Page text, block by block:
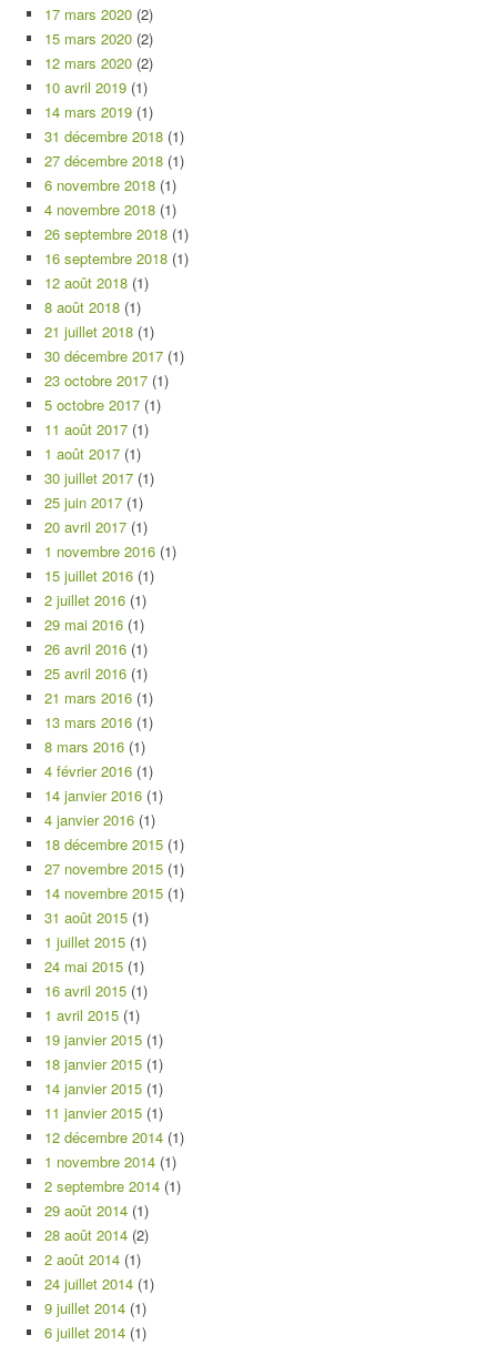
17 mars 2020 (2)
15 mars 2020 (2)
12 mars 2020 (2)
10 avril 2019 (1)
14 mars 2019 (1)
31 décembre 2018 (1)
27 décembre 2018 (1)
6 novembre 2018 (1)
4 novembre 2018 (1)
26 septembre 2018 (1)
16 septembre 2018 (1)
12 août 2018 (1)
8 août 2018 (1)
21 juillet 2018 (1)
30 décembre 2017 (1)
23 octobre 2017 (1)
5 octobre 2017 (1)
11 août 2017 (1)
1 août 2017 (1)
30 juillet 2017 (1)
25 juin 2017 (1)
20 avril 2017 (1)
1 novembre 2016 (1)
15 juillet 2016 (1)
2 juillet 2016 (1)
29 mai 2016 (1)
26 avril 2016 (1)
25 avril 2016 (1)
21 mars 2016 (1)
13 mars 2016 (1)
8 mars 2016 (1)
4 février 2016 (1)
14 janvier 2016 (1)
4 janvier 2016 (1)
18 décembre 2015 (1)
27 novembre 2015 (1)
14 novembre 2015 (1)
31 août 2015 (1)
1 juillet 2015 (1)
24 mai 2015 (1)
16 avril 2015 (1)
1 avril 2015 (1)
19 janvier 2015 (1)
18 janvier 2015 (1)
14 janvier 2015 (1)
11 janvier 2015 (1)
12 décembre 2014 (1)
1 novembre 2014 (1)
2 septembre 2014 (1)
29 août 2014 (1)
28 août 2014 (2)
2 août 2014 (1)
24 juillet 2014 (1)
9 juillet 2014 (1)
6 juillet 2014 (1)